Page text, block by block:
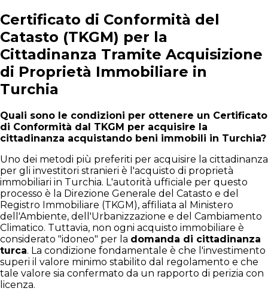
Certificato di Conformità del
Catasto (TKGM) per la
Cittadinanza Tramite Acquisizione
di Proprietà Immobiliare in
Turchia
Quali sono le condizioni per ottenere un Certificato
di Conformità dal TKGM per acquisire la
cittadinanza acquistando beni immobili in Turchia?
Uno dei metodi più preferiti per acquisire la cittadinanza
per gli investitori stranieri è l'acquisto di proprietà
immobiliari in Turchia. L'autorità ufficiale per questo
processo è la Direzione Generale del Catasto e del
Registro Immobiliare (TKGM), affiliata al Ministero
dell'Ambiente, dell'Urbanizzazione e del Cambiamento
Climatico. Tuttavia, non ogni acquisto immobiliare è
considerato "idoneo" per la domanda di cittadinanza
turca. La condizione fondamentale è che l'investimento
superi il valore minimo stabilito dal regolamento e che
tale valore sia confermato da un rapporto di perizia con
licenza.